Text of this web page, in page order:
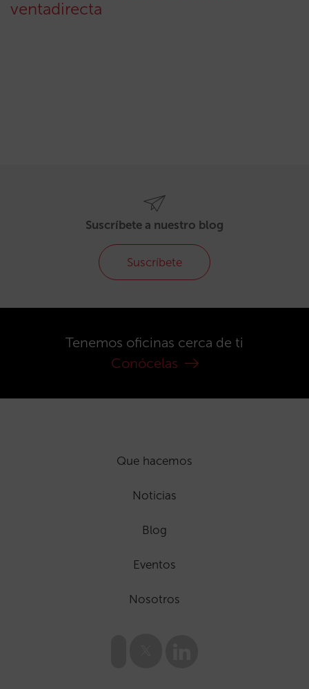
ventadirecta
Suscríbete a nuestro blog
Suscríbete
Tenemos oficinas cerca de ti
Conócelas
Que hacemos
Noticias
Blog
Eventos
Nosotros